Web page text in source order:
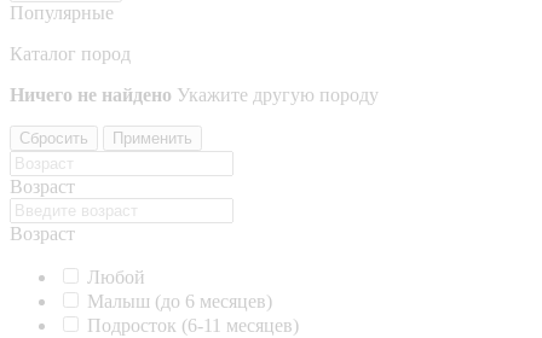
Популярные
Каталог пород
Ничего не найдено Укажите другую породу
Сбросить Применить
Возраст
Возраст
Любой
Малыш (до 6 месяцев)
Подросток (6-11 месяцев)